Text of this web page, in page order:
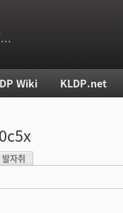
발자취
Wiki KLDP.net